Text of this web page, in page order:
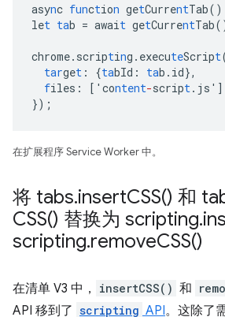
async function getCurrentTab()
let tab = await getCurrent
chrome.scripting.executeScript
target : {tabId : tab.id},
files : [ 'content-script.js' ]
});
在扩展程序 Service Worker 中。
将 tabs.insertCSS() 和
CSS() 替换为 scripting.
scripting.removeCSS()
在清单 V3 中， insertCSS() 和
API 移到了 scripting API。这除了